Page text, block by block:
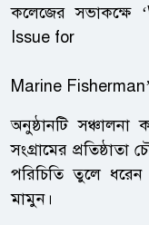
কলেজের সভাকক্ষে
Issue for
Marine Fisherman’
অনুষ্ঠানটি সঞ্চালনা
সংগ্রামের
পরিচিতি তুলে
মামুন।